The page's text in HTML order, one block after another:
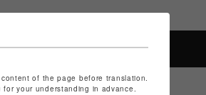
SHOP TOP
of the page before translation.
your understanding in advance.